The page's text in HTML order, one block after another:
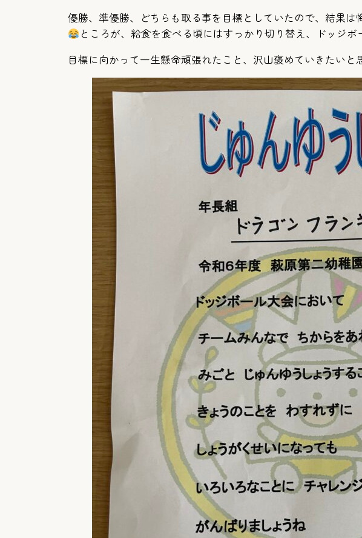
優勝、準優勝、どちらも取る事を目標としていたので、結果
ところが、給食を食べる頃にはすっかり切り替え、ドッジ
目標に向かって一生懸命頑張れたこと、沢山褒めていきたいと